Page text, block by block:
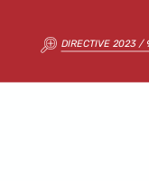
DIRECTIVE 2023 /